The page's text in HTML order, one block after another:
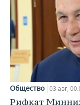
Общество 03 авг,
Рифкат